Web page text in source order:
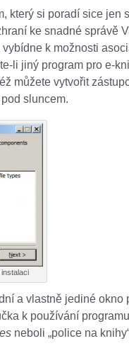
který si poradí sice jen
ke snadné správě
k možnosti
li jiný program pro e-
můžete vytvořit
sluncem.
a vlastně jediné okno
k používání programu
neboli „police na